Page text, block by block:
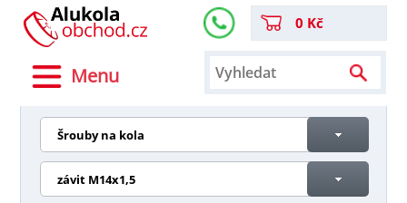
Menu
0 Kč
Šrouby na kola
závit M14x1,5